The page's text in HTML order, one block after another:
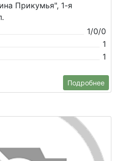
Прикумья", 1-я
1/0/0
1
1
Подробнее